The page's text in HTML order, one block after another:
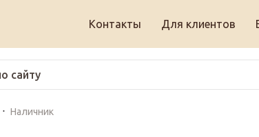
Контакты Для клиентов
Наличник